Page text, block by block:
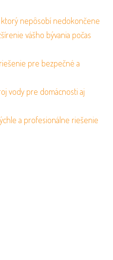
nepôsobí nedokončene
vášho bývania počas
pre bezpečné a
vody pre domácnosti aj
a profesionálne riešenie